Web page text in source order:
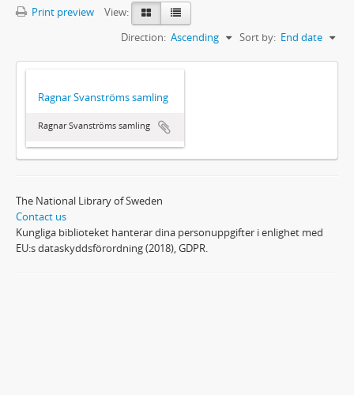
Print preview
View:
Sort by: End date
Direction: Ascending
Ragnar Svanströms samling
Ragnar Svanströms samling
The National Library of Sweden
Contact us
Kungliga biblioteket hanterar dina personuppgifter i enlighet med
EU:s dataskyddsförordning (2018), GDPR.